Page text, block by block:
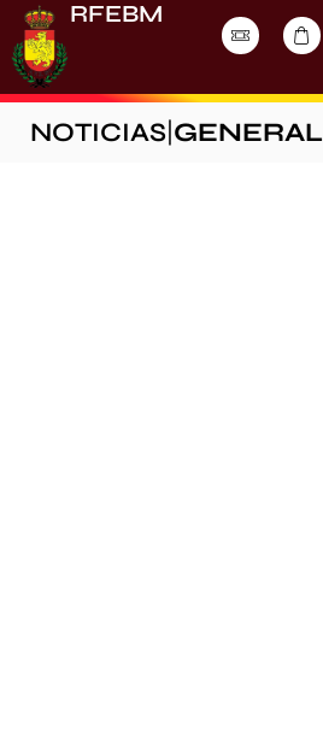
RFEBM
NOTICIAS GENERAL